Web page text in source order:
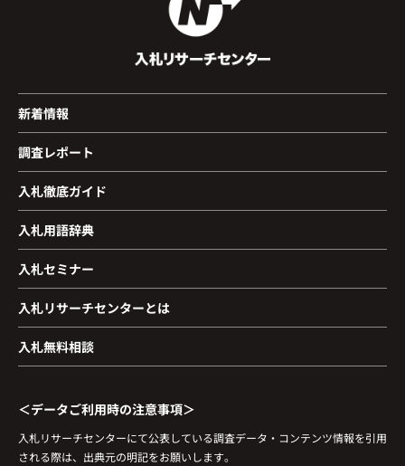
新着情報
調査レポート
入札徹底ガイド
入札用語辞典
入札セミナー
入札リサーチセンターとは
入札無料相談
＜データご利用時の注意事項＞
入札リサーチセンターにて公表している調査データ・コンテンツ情報を引用
される際は、出典元の明記をお願いします。